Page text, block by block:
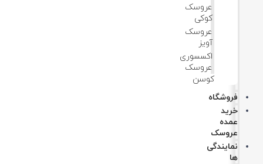
عروسک
کوکی
عروسک
آویز
اکسسوری
عروسک
کوسن
فروشگاه
خرید
عمده
عروسک
نمایندگی
ها